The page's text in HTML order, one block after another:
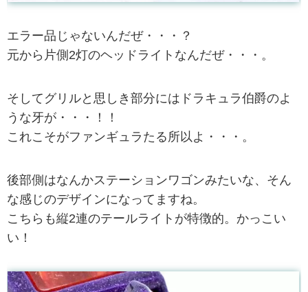
エラー品じゃないんだぜ・・・？
元から片側2灯のヘッドライトなんだぜ・・・。
そしてグリルと思しき部分にはドラキュラ伯爵のよ
うな牙が・・・！！
これこそがファンギュラたる所以よ・・・。
後部側はなんかステーションワゴンみたいな、そん
な感じのデザインになってますね。
こちらも縦2連のテールライトが特徴的。かっこい
い！